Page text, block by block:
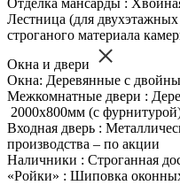
Отделка мансарды :
Лестница (для
строганого материала
Окна и двери
Окна: Деревянные с
Межкомнатные двери :
2000х800мм (с
Входная дверь :
производства – по акции
Наличники : Строганная
«Ройки» : Шиповка